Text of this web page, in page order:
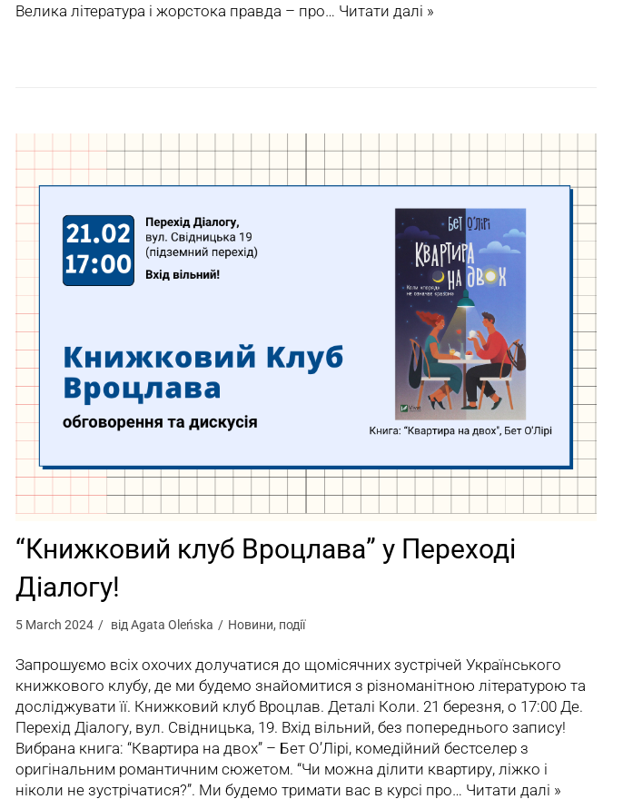
Велика література і жорстока правда – про… Читати далі »
“Книжковий клуб Вроцлава” у Переході
Діалогу!
5 March 2024 відAgata Oleńska Новини, події
Запрошуємо всіх охочих долучатися до щомісячних зустрічей Українського
книжкового клубу, де ми будемо знайомитися з різноманітною літературою та
досліджувати її. Книжковий клуб Вроцлав. Деталі Коли. 21 березня, о 17:00 Де.
Перехід Діалогу, вул. Свідницька, 19. Вхід вільний, без попереднього запису!
Вибрана книга: “Квартира на двох” – Бет О’Лірі, комедійний бестселер з
оригінальним романтичним сюжетом. “Чи можна ділити квартиру, ліжко і
ніколи не зустрічатися?”. Ми будемо тримати вас в курсі про… Читати далі »